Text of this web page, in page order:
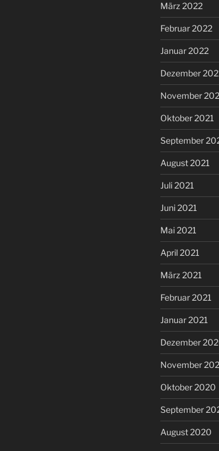
März 2022
Februar 2022
Januar 2022
Dezember
November
Oktober 2021
September
August 2021
Juli 2021
Juni 2021
Mai 2021
April 2021
März 2021
Februar 2021
Januar 2021
Dezember
November
Oktober 2020
September
August 2020